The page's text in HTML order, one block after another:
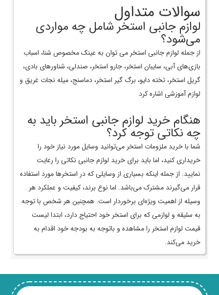
سوالات متداول
لوازم جانبی استخر شامل چه مواردی
می‌شود؟
از جمله لوازم جانبی استخر می توان به عینک مخصوص شنا، اسباب
بازی‌های آبی، سایبان استخر، جارو استخر، صندلی، شناورهای بادی،
گریل استخر، تخته دایو، برگ گیر استخر، دماسنج، میله نجات غریق و
لوازم آموزشی اشاره کرد
هنگام خرید لوازم جانبی استخر باید به
چه نکاتی توجه کرد؟
شما با خرید ملزومات استخر می‌توانید وسایل مورد نیاز خود را
خریداری کنید، اما باید برای خرید لوازم جانبی نکاتی را رعایت
نمایید. از جمله اینکه بسیاری از وسایلی که در استخرها مورد استفاده
قرار می‌گیرند مشترک می‌باشد. اما نوع برند، کیفیت و عملکرد هر
وسیله از اهمیت ویژه‌ای برخوردار است. همچنین هر شخص با توجه
به سلیقه و لوازمی که برای استخر خود احتیاج دارد، ابتدا لیست
قیمت لوازم استخر را مشاهده و باتوجه به بودجه خود اقدام به
خرید می‌کند.